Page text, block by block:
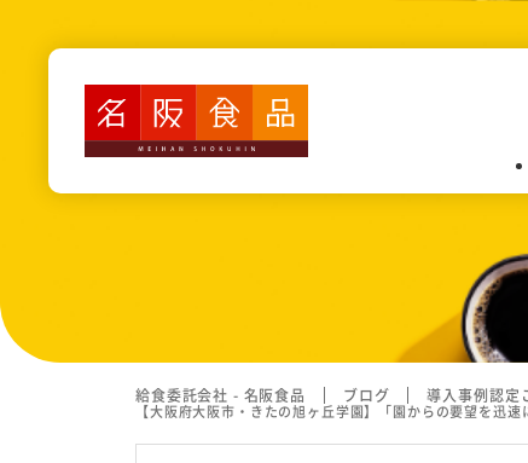
認定こども園・保育園・幼稚
高齢者施設・障がい者施設給食
学校給食
給食委託会社 - 名阪食品 ブログ 導入事例認定
【大阪府大阪市・きたの旭ヶ丘学園】「園からの要望を迅